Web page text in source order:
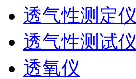
透气性测定仪
透气性测试仪
透氧仪